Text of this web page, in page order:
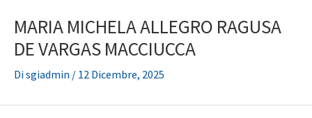
MARIA MICHELA ALLEGRO RAGUSA
DE VARGAS MACCIUCCA
Disgiadmin / 12 Dicembre, 2025